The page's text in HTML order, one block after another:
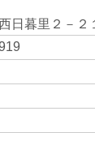
日暮里２－２